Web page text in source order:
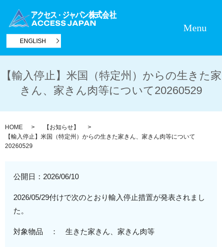
ENGLISH
Menu
【輸入停止】米国（特定州）からの生きた家
きん、家きん肉等について20260529
HOME
【お知らせ】
【輸入停止】米国（特定州）からの生きた家きん、家きん肉等について
20260529
公開日： 2026/06/10
2026/05/29付けで次のとおり輸入停止措置が発表されまし
た。
対象物品 ： 生きた家きん、家きん肉等